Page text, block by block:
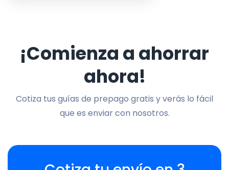
¡Comienza a ahorrar
ahora!
Cotiza tus guías de prepago gratis y verás lo fácil
que es enviar con nosotros.